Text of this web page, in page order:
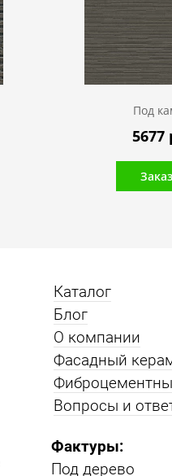
Под
5677
Фактуры:
Под дерево
Каталог
Блог
О компании
Фасадный
Вопросы и